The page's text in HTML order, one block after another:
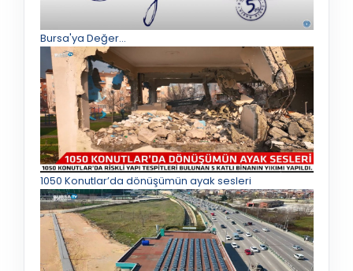
Bursa'ya Değer...
1050 Konutlar’da dönüşümün ayak sesleri